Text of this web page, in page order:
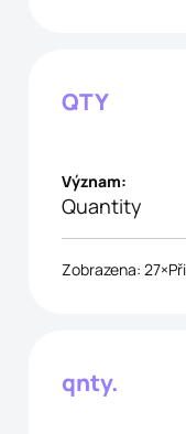
QTY
Význam:
Quantity
Zobrazena: 27×
qnty.